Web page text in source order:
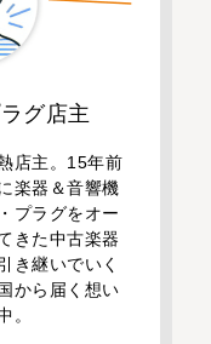
グ店主
店主。15年前
楽器＆音響機
プラグをオー
きた中古楽器
き継いでいく
から届く想い
。